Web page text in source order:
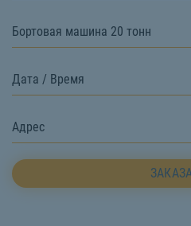
Бортовая машина 20 тонн